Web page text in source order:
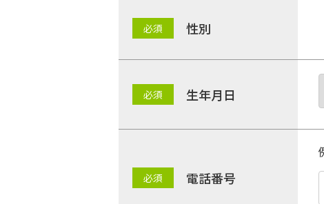
性別
生年月日
電話番号